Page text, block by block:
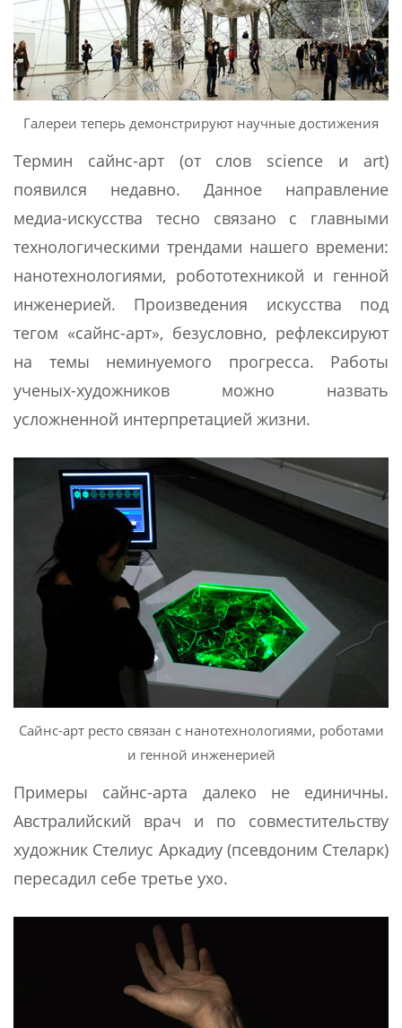
Галереи теперь демонстрируют научные достижения
Термин сайнс-арт (от слов science и art)
появился недавно. Данное направление
медиа-искусства тесно связано с главными
технологическими трендами нашего времени:
нанотехнологиями, робототехникой и генной
инженерией. Произведения искусства под
тегом «сайнс-арт», безусловно, рефлексируют
на темы неминуемого прогресса. Работы
ученых-художников можно назвать
усложненной интерпретацией жизни.
Сайнс-арт ресто связан с нанотехнологиями, роботами
и генной инженерией
Примеры сайнс-арта далеко не единичны.
Австралийский врач и по совместительству
художник Стелиус Аркадиу (псевдоним Стеларк)
пересадил себе третье ухо.